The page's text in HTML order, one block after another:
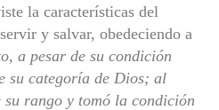
la características del
y salvar, obedeciendo a
a pesar de su con­dición
su categoría de Dios; al
su rango y tomó la condición